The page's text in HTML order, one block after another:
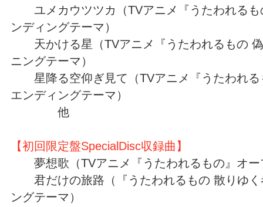
ユメカウツツカ（TVアニメ『うたわれるも
ンディングテーマ）
天かける星（TVアニメ『うたわれるもの 偽
ニングテーマ）
星降る空仰ぎ見て（TVアニメ『うたわれる
エンディングテーマ）
他
【初回限定盤SpecialDisc収録曲】
夢想歌（TVアニメ『うたわれるもの』オー
君だけの旅路（『うたわれるもの 散りゆく
ングテーマ）